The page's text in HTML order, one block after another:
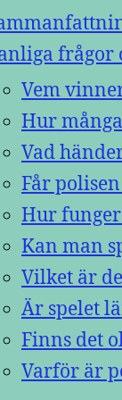
frågor
Vem
Hur
Vad
Får
Hur
Kan man
Vilket är
Är spelet
Finns det
Varför är